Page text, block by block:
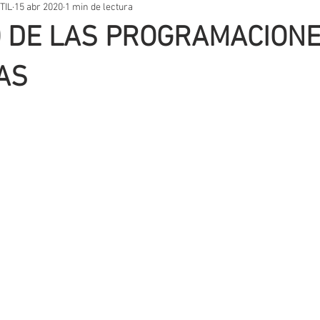
PRÁCTICOS TEMARIOS
EDUCATIVA
DE LAS
15 abr 2020 1 min de lectura